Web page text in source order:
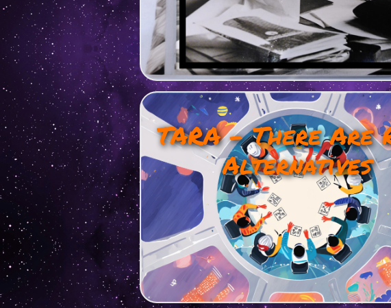
TARA – There Are
Alternatives